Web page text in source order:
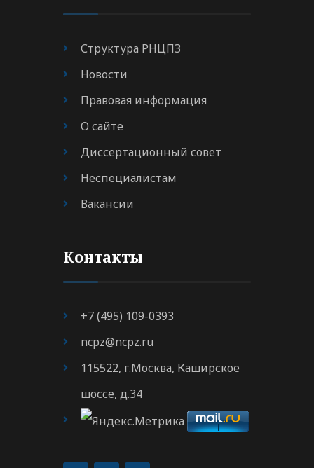
Структура РНЦПЗ
Новости
Правовая информация
О сайте
Диссертационный совет
Неспециалистам
Вакансии
Контакты
+7 (495) 109-0393
ncpz@ncpz.ru
115522, г.Москва, Каширское
шоссе, д.34